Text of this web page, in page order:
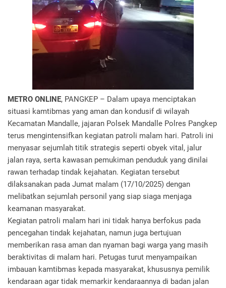
METRO ONLINE, PANGKEP – Dalam upaya menciptakan
situasi kamtibmas yang aman dan kondusif di wilayah
Kecamatan Mandalle, jajaran Polsek Mandalle Polres Pangkep
terus mengintensifkan kegiatan patroli malam hari. Patroli ini
menyasar sejumlah titik strategis seperti obyek vital, jalur
jalan raya, serta kawasan pemukiman penduduk yang dinilai
rawan terhadap tindak kejahatan. Kegiatan tersebut
dilaksanakan pada Jumat malam (17/10/2025) dengan
melibatkan sejumlah personil yang siap siaga menjaga
keamanan masyarakat.
Kegiatan patroli malam hari ini tidak hanya berfokus pada
pencegahan tindak kejahatan, namun juga bertujuan
memberikan rasa aman dan nyaman bagi warga yang masih
beraktivitas di malam hari. Petugas turut menyampaikan
imbauan kamtibmas kepada masyarakat, khususnya pemilik
kendaraan agar tidak memarkir kendaraannya di badan jalan